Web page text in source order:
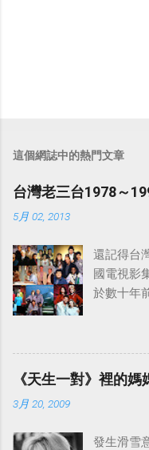
這個網誌中的熱門文章
台灣老三台1978～
5月 02, 2013
還記得台
國電視影
於數十年
「愛之
是在1977
ABC頻道
之船旋律
《天生一對》裡的
3月 20, 2009
發生滑雪